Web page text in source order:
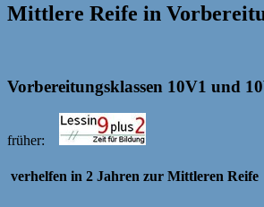
Mittlere Reife in
Vorbereitungsklassen 10V1 und
früher:
verhelfen in 2 Jahren zur Mittleren Reife